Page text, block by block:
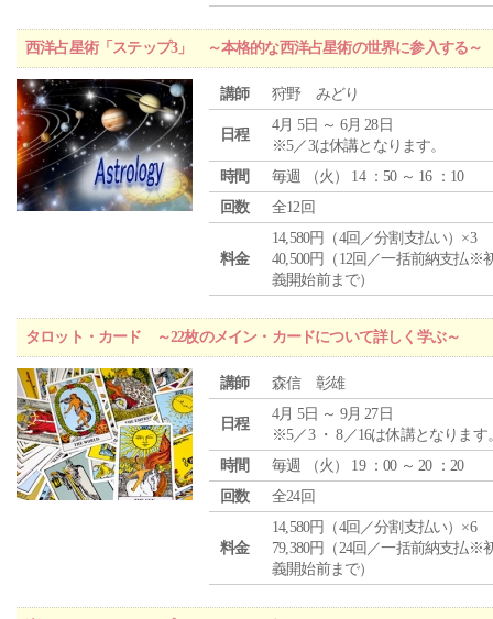
西洋占星術「ステップ3」 ～本格的な西洋占星術の世界に参入する～
講師 狩野 みどり
日程
4月 5日 ～ 6月 28日
※5／3は休講となります。
時間
毎週 （火 ） 14 ：50 ～ 16 ：10
回数
全12回
料金
14,580円（4回／分割支払い）×3
40,500円（12回／一括前納支払※
義開始前まで）
タロット・カード ～22枚のメイン・カードについて詳しく学ぶ～
講師 森信 彰雄
日程
4月 5日 ～ 9月 27日
※5／3 ・ 8／16は休講となります
時間
毎週 （火 ） 19 ：00 ～ 20 ：20
回数
全24回
料金
14,580円（4回／分割支払い）×6
79,380円（24回／一括前納支払※
義開始前まで）